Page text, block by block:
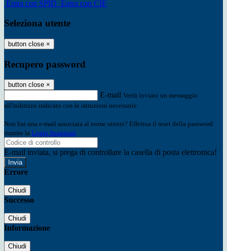
Entra con SPID Entra con CIE
Seleziona utente
button close ×
Recupero password
button close ×
E-mail Verrà inviato un messaggio
all'indirizzo indicato con le istruzioni necessarie.
Non hai una e-mail associata al nome utente? Effettua il reset della password
tramite la Login Spaggiari
E-mail inviata, si prega di controllare la casella di posta elettronica!
Errore
Chiudi
Successo
Chiudi
Informazione
Chiudi